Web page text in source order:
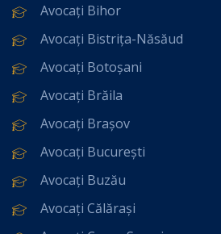
Avocați Bihor
Avocați Bistrița-Năsăud
Avocați Botoșani
Avocați Brăila
Avocați Brașov
Avocați București
Avocați Buzău
Avocați Călărași